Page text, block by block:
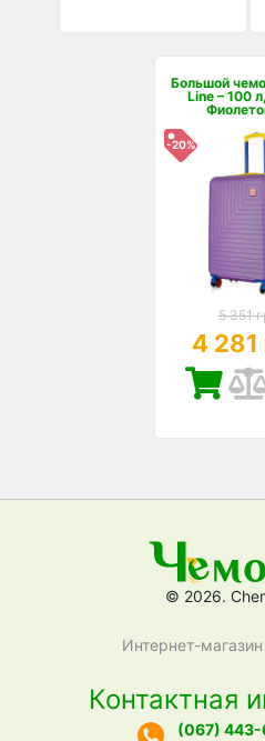
Большой
Line – 100
-20%
5 351
4 281
© 2026.
Интернет-
Контактная
(067)